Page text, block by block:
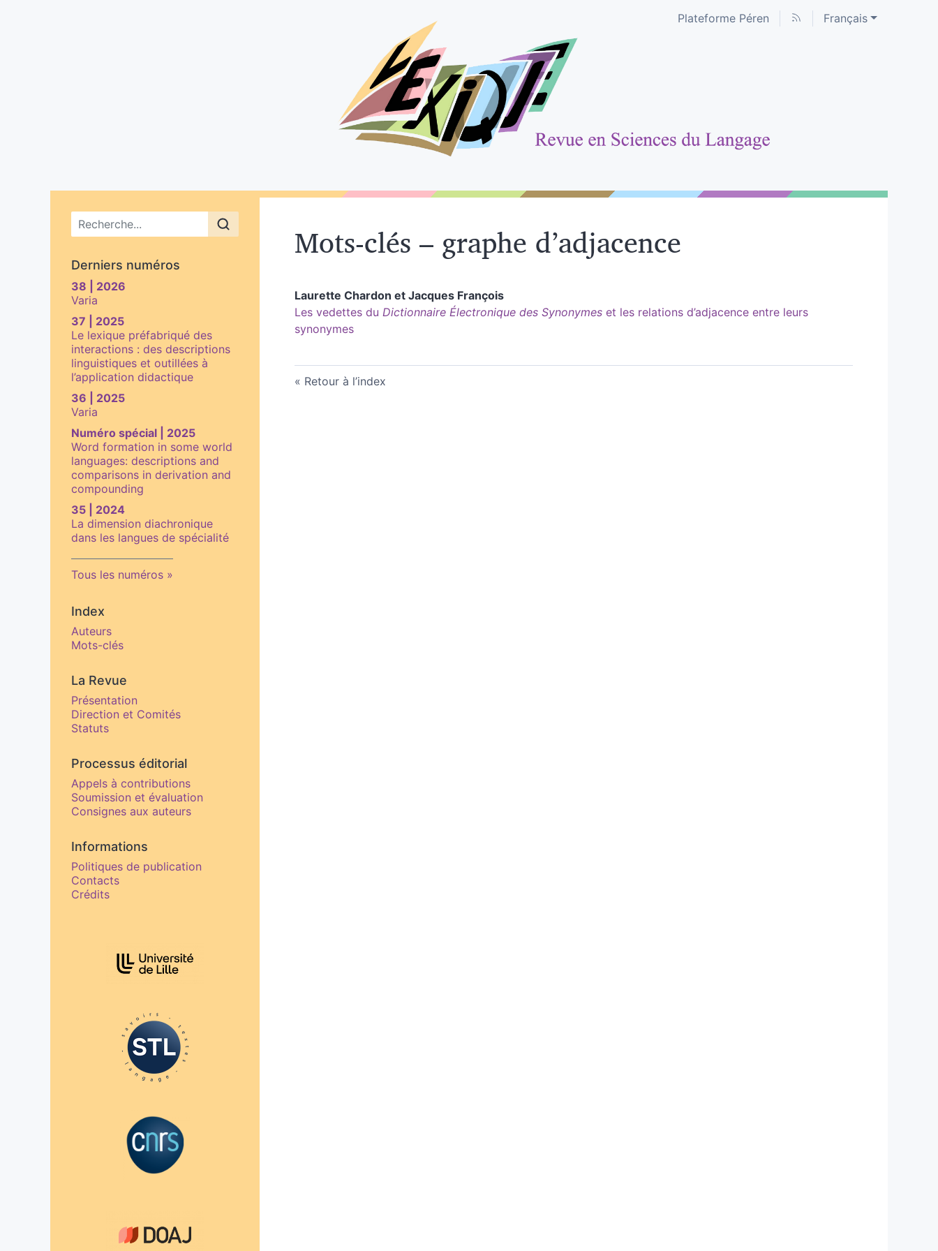
Plateforme Péren Français
Menu principal
Derniers numéros
38 | 2026
Varia
37 | 2025
Le lexique préfabriqué des
interactions : des descriptions
linguistiques et outillées à
l’application didactique
36 | 2025
Varia
Numéro spécial | 2025
Word formation in some world
languages: descriptions and
comparisons in derivation and
compounding
35 | 2024
La dimension diachronique
dans les langues de spécialité
Tous les numéros
Index
Auteurs
Mots-clés
La Revue
Présentation
Direction et Comités
Statuts
Processus éditorial
Appels à contributions
Soumission et évaluation
Consignes aux auteurs
Informations
Politiques de publication
Contacts
Crédits
Mots-clés – graphe d’adjacence
Laurette Chardon et Jacques François
Les vedettes du Dictionnaire Électronique des Synonymes et les relations d’adjacence entre leurs
synonymes
Retour à l’index